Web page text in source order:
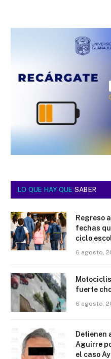
LO QUE HAY QUE SABER
Regreso
fechas
ciclo
6 agosto,
fuerte
6 agosto,
Detienen
Aguirre
el caso